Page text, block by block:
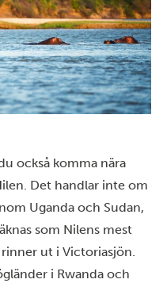
också komma nära
Det handlar inte om
Uganda och Sudan,
som Nilens mest
ut i Victoriasjön.
i Rwanda och